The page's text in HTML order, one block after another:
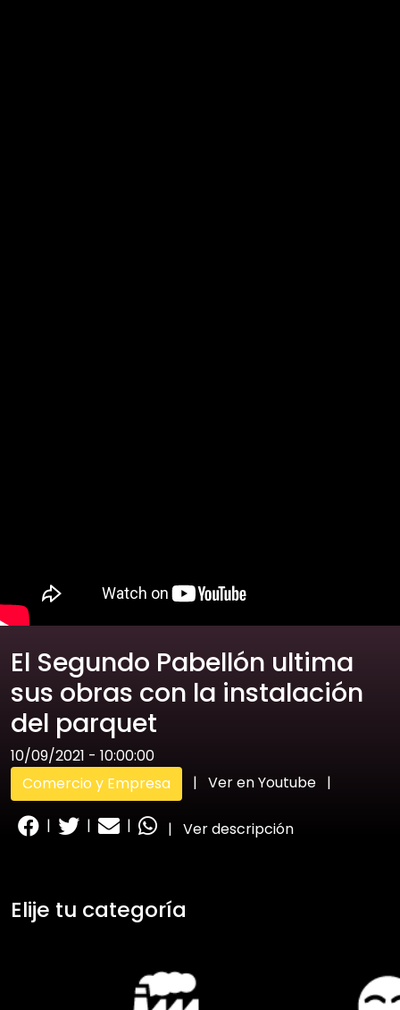
El Segundo Pabellón ultima
sus obras con la instalación
del parquet
10/09/2021 - 10:00:00
Comercio y Empresa
| Ver en Youtube |
| | | | Ver descripción
Elije tu categoría